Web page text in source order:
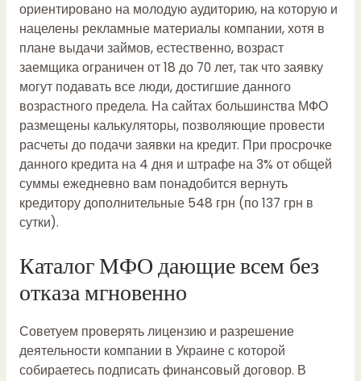
ориентировано на молодую аудиторию, на которую и
нацелены рекламные материалы компании, хотя в
плане выдачи займов, естественно, возраст
заемщика ограничен от 18 до 70 лет, так что заявку
могут подавать все люди, достигшие данного
возрастного предела. На сайтах большинства МФО
размещены калькуляторы, позволяющие провести
расчеты до подачи заявки на кредит. При просрочке
данного кредита на 4 дня и штрафе на 3% от общей
суммы ежедневно вам понадобится вернуть
кредитору дополнительные 548 грн (по 137 грн в
сутки).
Каталог МФО дающие всем без
отказа мгновенно
Советуем проверять лицензию и разрешение
деятельности компании в Украине с которой
собираетесь подписать финансовый договор. В